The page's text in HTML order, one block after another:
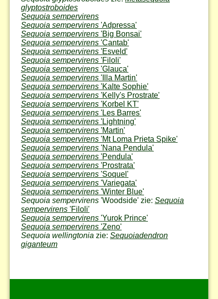
glyptostroboides
Sequoia sempervirens
Sequoia sempervirens 'Adpressa'
Sequoia sempervirens 'Big Bonsai'
Sequoia sempervirens 'Cantab'
Sequoia sempervirens 'Esveld'
Sequoia sempervirens 'Filoli'
Sequoia sempervirens 'Glauca'
Sequoia sempervirens 'Illa Martin'
Sequoia sempervirens 'Kalte Sophie'
Sequoia sempervirens 'Kelly's Prostrate'
Sequoia sempervirens 'Korbel KT'
Sequoia sempervirens 'Les Barres'
Sequoia sempervirens 'Lightning'
Sequoia sempervirens 'Martin'
Sequoia sempervirens 'Mt Loma Prieta Spike'
Sequoia sempervirens 'Nana Pendula'
Sequoia sempervirens 'Pendula'
Sequoia sempervirens 'Prostrata'
Sequoia sempervirens 'Soquel'
Sequoia sempervirens 'Variegata'
Sequoia sempervirens 'Winter Blue'
Sequoia sempervirens 'Woodside' zie: Sequoia
sempervirens 'Filoli'
Sequoia sempervirens 'Yurok Prince'
Sequoia sempervirens 'Zeno'
Sequoia wellingtonia zie: Sequoiadendron
giganteum